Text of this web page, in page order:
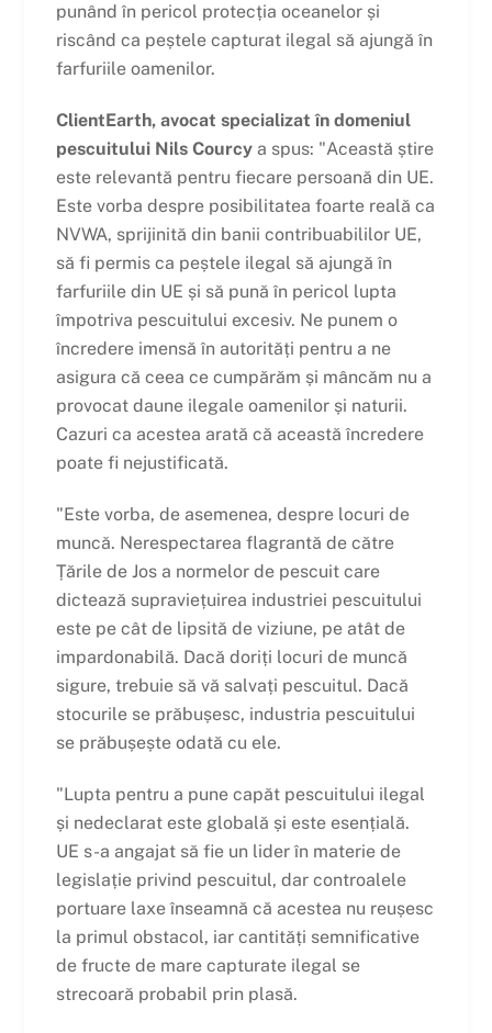
punând în pericol protecția oceanelor și
riscând ca peștele capturat ilegal să ajungă în
farfuriile oamenilor.
ClientEarth, avocat specializat în domeniul
pescuitului Nils Courcya spus: "Această știre
este relevantă pentru fiecare persoană din UE.
Este vorba despre posibilitatea foarte reală ca
NVWA, sprijinită din banii contribuabililor UE,
să fi permis ca peștele ilegal să ajungă în
farfuriile din UE și să pună în pericol lupta
împotriva pescuitului excesiv. Ne punem o
încredere imensă în autorități pentru a ne
asigura că ceea ce cumpărăm și mâncăm nu a
provocat daune ilegale oamenilor și naturii.
Cazuri ca acestea arată că această încredere
poate fi nejustificată.
"Este vorba, de asemenea, despre locuri de
muncă. Nerespectarea flagrantă de către
Țările de Jos a normelor de pescuit care
dictează supraviețuirea industriei pescuitului
este pe cât de lipsită de viziune, pe atât de
impardonabilă. Dacă doriți locuri de muncă
sigure, trebuie să vă salvați pescuitul. Dacă
stocurile se prăbușesc, industria pescuitului
se prăbușește odată cu ele.
"Lupta pentru a pune capăt pescuitului ilegal
și nedeclarat este globală și este esențială.
UE s-a angajat să fie un lider în materie de
legislație privind pescuitul, dar controalele
portuare laxe înseamnă că acestea nu reușesc
la primul obstacol, iar cantități semnificative
de fructe de mare capturate ilegal se
strecoară probabil prin plasă.